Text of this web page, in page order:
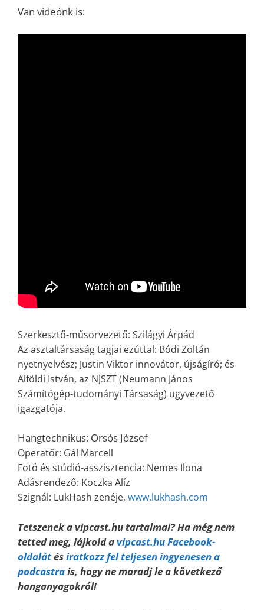
Van videónk is:
Szerkesztő-műsorvezető: Szilágyi Árpád
Az asztaltársaság tagjai ezúttal: Bódi Zoltán
nyetnyelvész; Justin Viktor innovátor, újságíró; és
Alföldi István, az NJSZT (Neumann János
Számítógép-tudományi Társaság) ügyvezető
igazgatója.
Hangtechnikus: Orsós József
Operatőr: Gál Marcell
Fotó és stúdió-asszisztencia: Nemes Ilona
Adásrendező: Koczka Alíz
Szignál: LukHash zenéje, www.lukhash.com
Tetszenek a vipcast.hu tartalmai? Ha még nem
tetted meg, lájkold a vipcast.hu Facebook-
oldalátésiratkozz fel teljesen ingyenesen a
podcastrais, hogy ne maradj le a következő
hanganyagokról!